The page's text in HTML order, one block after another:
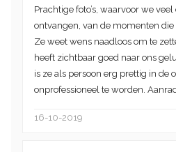
Prachtige foto’s, waarvoor we
ontvangen, van de momenten die
Ze weet wens naadloos om te
heeft zichtbaar goed naar ons
is ze als persoon erg prettig in de
onprofessioneel te worden.
16-10-2019